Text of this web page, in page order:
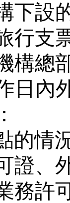
下設
行支
構總
日內
的情
證
務許